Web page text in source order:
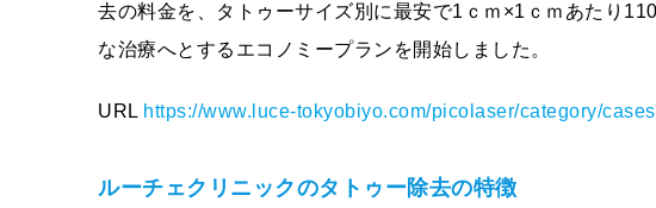
去の料金を、タトゥーサイズ別に最安で1ｃｍ×1ｃｍあたり
な治療へとするエコノミープランを開始しました。
URL https://www.luce-tokyobiyo.com/picolaser/category/
ルーチェクリニックのタトゥー除去の特徴